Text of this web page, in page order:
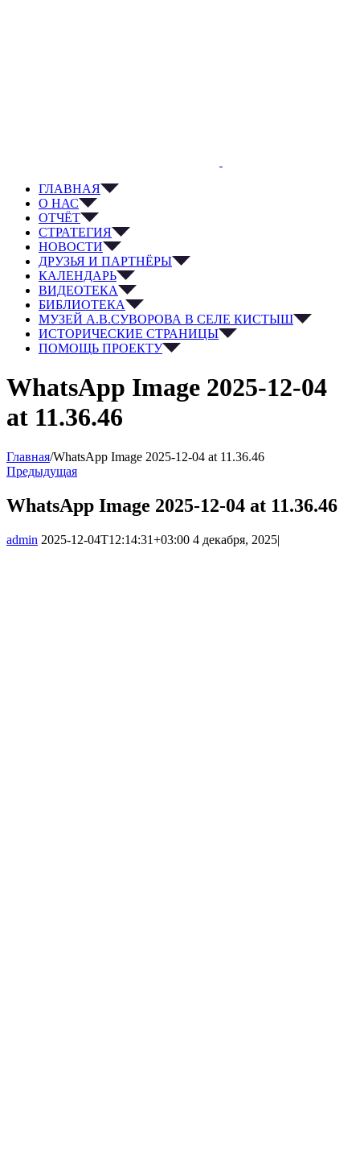
ГЛАВНАЯ
О НАС
ОТЧЁТ
СТРАТЕГИЯ
НОВОСТИ
ДРУЗЬЯ И ПАРТНЁРЫ
КАЛЕНДАРЬ
ВИДЕОТЕКА
БИБЛИОТЕКА
МУЗЕЙ А.В.СУВОРОВА В СЕЛЕ КИСТЫШ
ИСТОРИЧЕСКИЕ СТРАНИЦЫ
ПОМОЩЬ ПРОЕКТУ
WhatsApp Image 2025-12-04
at 11.36.46
Главная/WhatsApp Image 2025-12-04 at 11.36.46
Предыдущая
WhatsApp Image 2025-12-04 at 11.36.46
admin 2025-12-04T12:14:31+03:00 4 декабря, 2025|